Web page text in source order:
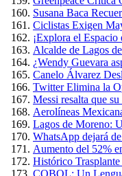
Susana Baca
Ciclistas Exigen
¡Explora el
Alcalde de Lagos
¿Wendy Guevara
Canelo Álvarez
Twitter Elimina la
Messi resalta que
Aerolíneas
Lagos de Moreno:
WhatsApp dejará
Aumento del 52%
Histórico
COBOL: Un